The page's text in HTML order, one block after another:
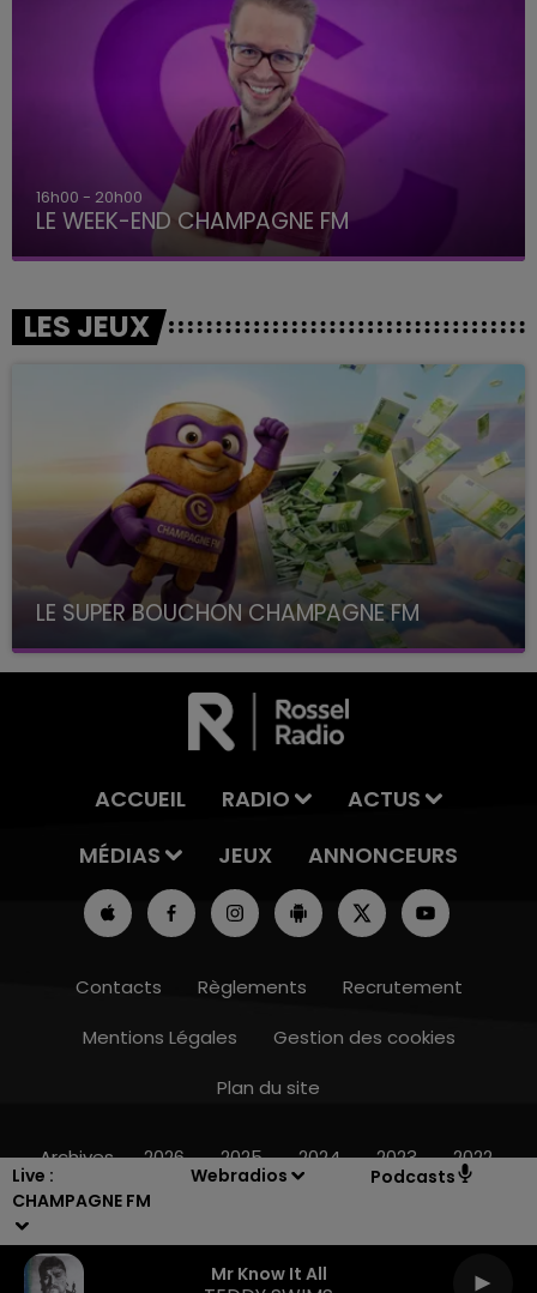
Live :
CHAMPAGNE FM
Webradios Podcasts
Mr Know It All
7h00 - 12h00
16h00 - 20h00
LE WEEK-END CHAMPAGNE FM
LES JEUX
LE SUPER BOUCHON CHAMPAGNE FM
avec La Famille Champagne FM, à 8H10
ACCUEIL RADIO
ACTUS
MÉDIAS
JEUX ANNONCEURS
Contacts Règlements
Recrutement
Mentions Légales
Gestion des cookies
Plan du site
Archives 2026 2025 2024 2023 2022